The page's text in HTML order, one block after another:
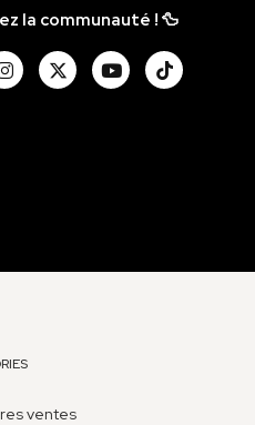
la communauté ! 🦆
ventes